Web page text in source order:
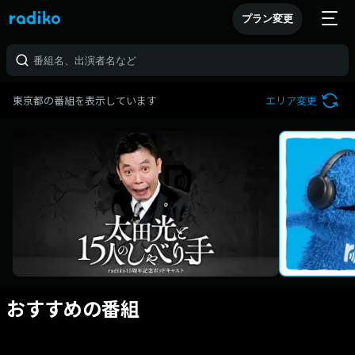
プラン変更
東京都の番組を表示しています エリア変更
おすすめの番組